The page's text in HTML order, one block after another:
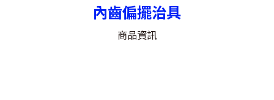
內齒偏擺治具
商品資訊